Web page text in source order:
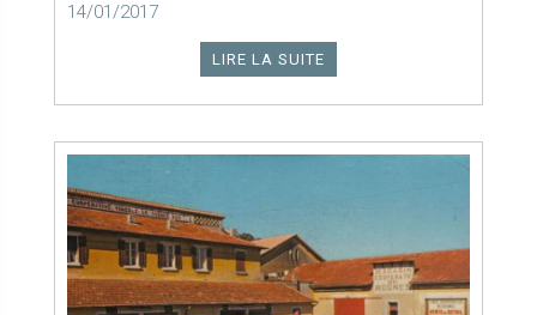
14/01/2017
LIRE LA SUITE